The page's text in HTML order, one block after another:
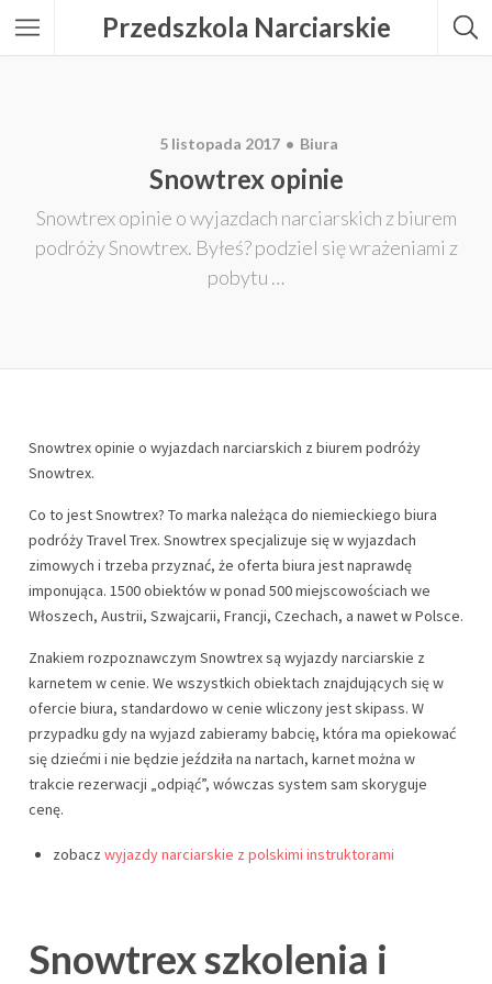
Przedszkola Narciarskie
5 listopada 2017 Biura
Snowtrex opinie
Snowtrex opinie o wyjazdach narciarskich z biurem
podróży Snowtrex. Byłeś? podziel się wrażeniami z
pobytu …
Snowtrex opinie o wyjazdach narciarskich z biurem podróży
Snowtrex.
Co to jest Snowtrex? To marka należąca do niemieckiego biura
podróży Travel Trex. Snowtrex specjalizuje się w wyjazdach
zimowych i trzeba przyznać, że oferta biura jest naprawdę
imponująca. 1500 obiektów w ponad 500 miejscowościach we
Włoszech, Austrii, Szwajcarii, Francji, Czechach, a nawet w Polsce.
Znakiem rozpoznawczym Snowtrex są wyjazdy narciarskie z
karnetem w cenie. We wszystkich obiektach znajdujących się w
ofercie biura, standardowo w cenie wliczony jest skipass. W
przypadku gdy na wyjazd zabieramy babcię, która ma opiekować
się dziećmi i nie będzie jeździła na nartach, karnet można w
trakcie rezerwacji „odpiąć”, wówczas system sam skoryguje
cenę.
zobacz wyjazdy narciarskie z polskimi instruktorami
Snowtrex szkolenia i